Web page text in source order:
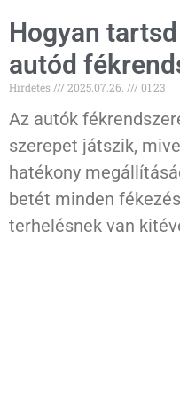
Hogyan
autód
Hirdetés 2025.07.26. 01:23
Az autók
szerepet játszik,
hatékony
betét minden
terhelésnek van